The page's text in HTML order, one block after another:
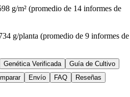
g/m² (promedio de 14 informes de
g/planta (promedio de 9 informes de
Genética Verificada
Guía de Cultivo
Envío FAQ Reseñas